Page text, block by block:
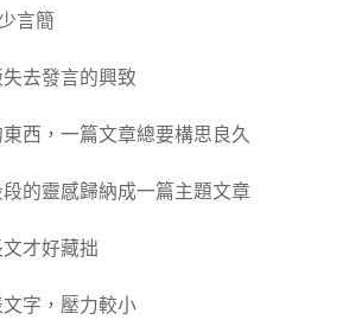
言簡
去發言的興致
西，一篇文章總要構思良久
的靈感歸納成一篇主題文章
才好藏拙
字，壓力較小